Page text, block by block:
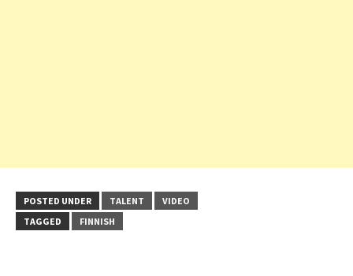
POSTED UNDER TALENT
VIDEO
TAGGED
FINNISH